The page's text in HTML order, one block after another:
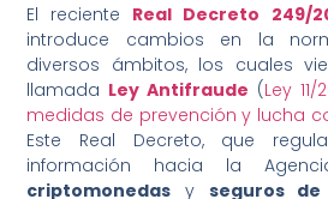
El reciente Real Decreto 249/
introduce cambios en la
diversos ámbitos, los cuales
llamada Ley Antifraude (Ley
medidas de prevención y lucha
Este Real Decreto, que
información hacia la
criptomonedas y seguros